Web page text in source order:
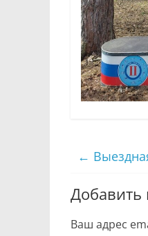
←
Добавить
Ваш адрес